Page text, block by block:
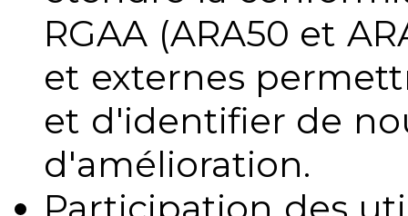
RGAA (ARA50 et
et externes
et d'identifier de
d'amélioration.